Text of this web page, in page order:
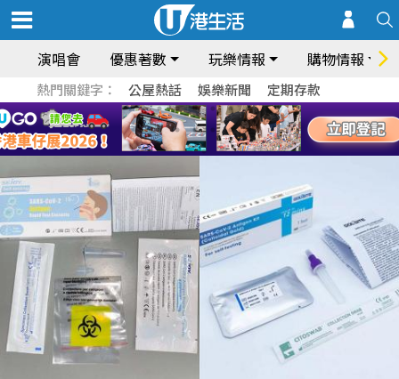
演唱會 優惠著數 玩樂情報 購物情報
熱門關鍵字： 公屋熱話 娛樂新聞 定期存款